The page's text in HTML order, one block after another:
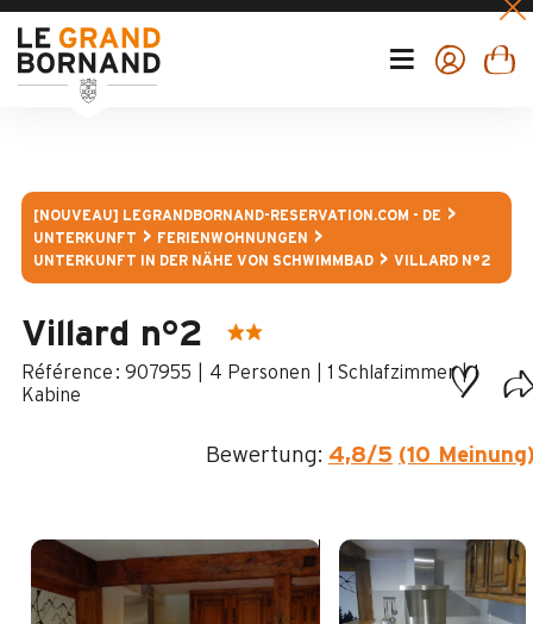
[NOUVEAU] LEGRANDBORNAND-RESERVATION.COM - DE
UNTERKUNFT
FERIENWOHNUNGEN
UNTERKUNFT IN DER NÄHE VON SCHWIMMBAD
VILLARD N°2
Villard n°2
: 907955 4 Personen 1 Schlafzimmer
1
Kabine
Bewertung: 4,8/5 (10